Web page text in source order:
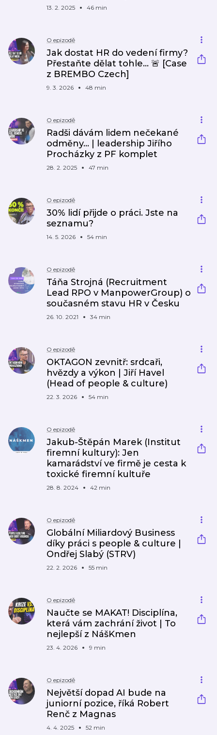
13. 2. 2025 46 min
O epizodě
Jak dostat HR do vedení firmy?
Přestaňte dělat tohle... 🚨 [Case
z BREMBO Czech]
9. 3. 2026 48 min
O epizodě
Radši dávám lidem nečekané
odměny... | leadership Jiřího
Procházky z PF komplet
28. 2. 2025 47 min
O epizodě
30% lidí přijde o práci. Jste na
seznamu?
14. 5. 2026 54 min
O epizodě
Táňa Strojná (Recruitment
Lead RPO v ManpowerGroup) o
současném stavu HR v Česku
26. 10. 2021 34 min
O epizodě
OKTAGON zevnitř: srdcaři,
hvězdy a výkon | Jiří Havel
(Head of people & culture)
22. 3. 2026 54 min
O epizodě
Jakub-Štěpán Marek (Institut
firemní kultury): Jen
kamarádství ve firmě je cesta k
toxické firemní kultuře
28. 8. 2024 42 min
O epizodě
Globální Miliardový Business
díky práci s people & culture |
Ondřej Slabý (STRV)
22. 2. 2026 55 min
O epizodě
Naučte se MAKAT! Disciplína,
která vám zachrání život | To
nejlepší z NášKmen
23. 4. 2026 9 min
O epizodě
Největší dopad AI bude na
juniorní pozice, říká Robert
Renč z Magnas
4. 4. 2025 52 min